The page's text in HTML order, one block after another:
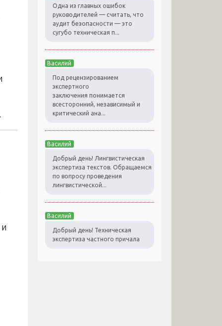
Одна из главных ошибок
руководителей — считать, что
аудит безопасности — это
сугубо техническая п...
Василий
Под рецензированием
экспертного
заключения понимается
всесторонний, независимый и
критический ана...
Василий
Добрый день! Лингвистическая
экспертиза текстов. Обращаемся
по вопросу проведения
лингвистической...
Василий
Добрый день! Техническая
экспертиза частного причала